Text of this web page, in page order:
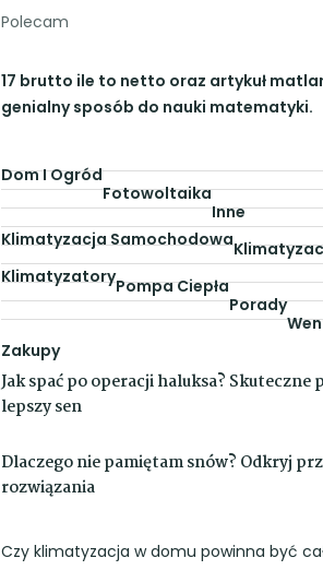
Polecam
17 brutto ile to netto oraz artykuł
genialny sposób do nauki matematyki.
Dom I Ogród
Fotowoltaika
Inne
Klimatyzacja Samochodowa
KlimatyzatoryPompa Ciepła
Porady
Zakupy
Jak spać po operacji haluksa? Skuteczne
lepszy sen
Dlaczego nie pamiętam snów? Odkryj
rozwiązania
Czy klimatyzacja w domu powinna być